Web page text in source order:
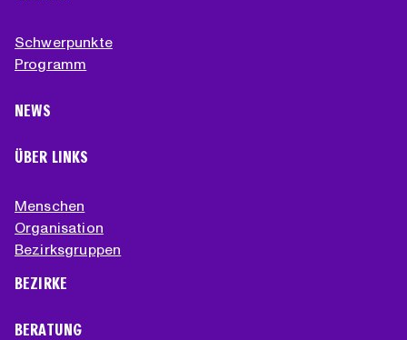
Schwerpunkte
Programm
NEWS
ÜBER LINKS
Menschen
Organisation
Bezirksgruppen
BEZIRKE
BERATUNG